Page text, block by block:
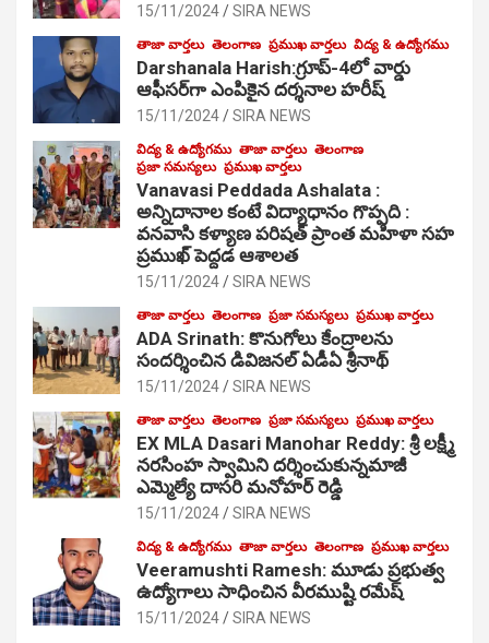
15/11/2024 SIRA NEWS
తాజా వార్తలు తెలంగాణ ప్రముఖ వార్తలు విద్య & ఉద్యోగము
Darshanala Harish:గ్రూప్-4లో వార్డు
ఆఫీసర్‌గా ఎంపికైన దర్శనాల హరీష్
15/11/2024 SIRA NEWS
విద్య & ఉద్యోగము తాజా వార్తలు తెలంగాణ
ప్రజా సమస్యలు ప్రముఖ వార్తలు
Vanavasi Peddada Ashalata :
అన్నిదానాల కంటే విద్యాధానం గొప్పది :
వనవాసి కళ్యాణ పరిషత్ ప్రాంత మహిళా సహ
ప్రముఖ్ పెద్దడ ఆశాలత
15/11/2024 SIRA NEWS
తాజా వార్తలు తెలంగాణ ప్రజా సమస్యలు ప్రముఖ వార్తలు
ADA Srinath: కొనుగోలు కేంద్రాల‌ను
సంద‌ర్శించిన డివిజనల్ ఏడీఏ శ్రీనాథ్
15/11/2024 SIRA NEWS
తాజా వార్తలు తెలంగాణ ప్రజా సమస్యలు ప్రముఖ వార్తలు
EX MLA Dasari Manohar Reddy: శ్రీ లక్ష్మీ
నరసింహ స్వామిని దర్శించుకున్నమాజీ
ఎమ్మెల్యే దాసరి మనోహర్ రెడ్డి
15/11/2024 SIRA NEWS
విద్య & ఉద్యోగము తాజా వార్తలు తెలంగాణ ప్రముఖ వార్తలు
Veeramushti Ramesh: మూడు ప్రభుత్వ
ఉద్యోగాలు సాధించిన వీరముష్టి రమేష్
15/11/2024 SIRA NEWS